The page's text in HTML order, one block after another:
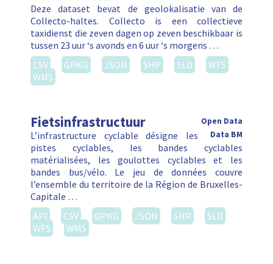
Deze dataset bevat de geolokalisatie van de
Collecto-haltes. Collecto is een collectieve
taxidienst die zeven dagen op zeven beschikbaar is
tussen 23 uur ‘s avonds en 6 uur ‘s morgens …
CSV
GPKG JSON SHP SLD
WFS
WMS
Fietsinfrastructuur
Open Data
Data BM
L’infrastructure cyclable désigne les
pistes cyclables, les bandes cyclables
matérialisées, les goulottes cyclables et les
bandes bus/vélo. Le jeu de données couvre
l’ensemble du territoire de la Région de Bruxelles-
Capitale …
API
CSV GPKG JSON SHP
SLD
WFS
WMS